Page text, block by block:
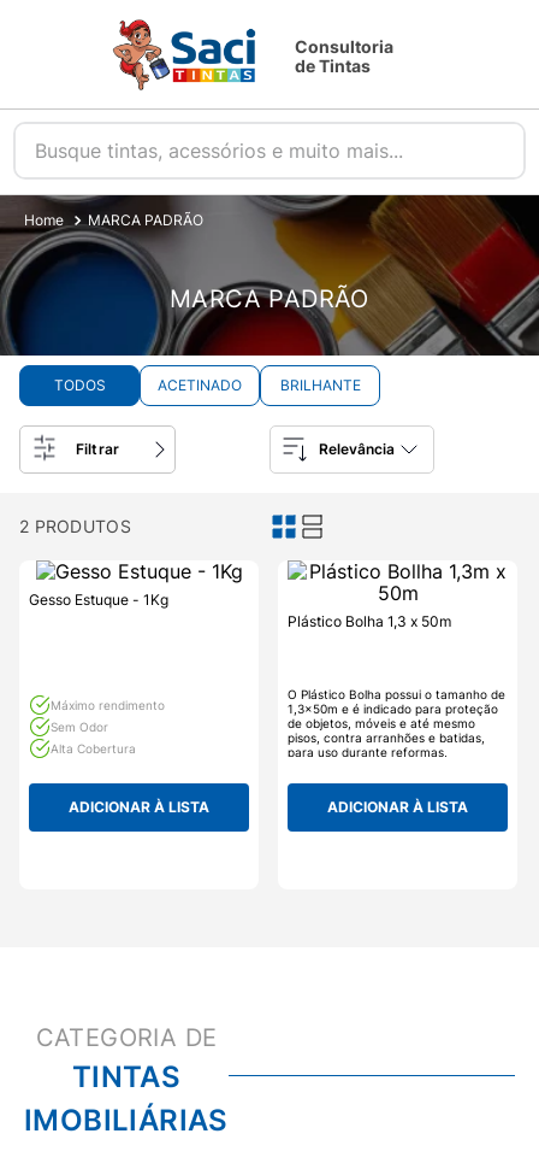
Consultoria
de Tintas
Busque tintas, acessórios e muito mais...
MARCA PADRÃO
MARCA PADRÃO
TODOS ACETINADO BRILHANTE
Filtrar Relevância
2 PRODUTOS
Gesso Estuque - 1Kg
Máximo rendimento
Sem Odor
Alta Cobertura
ADICIONAR À LISTA
Plástico Bolha 1,3 x 50m
O Plástico Bolha possui o tamanho de
1,3x50m e é indicado para proteção
de objetos, móveis e até mesmo
pisos, contra arranhões e batidas,
para uso durante reformas,
Plástico Bolha é um produto multiuso,
para diversos momentos.
ADICIONAR À LISTA
TINTAS
IMOBILIÁRIAS